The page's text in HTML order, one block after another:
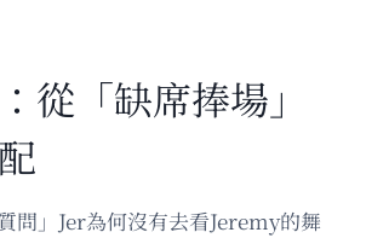
從「缺席捧場」
問」Jer為何沒有去看Jeremy的舞